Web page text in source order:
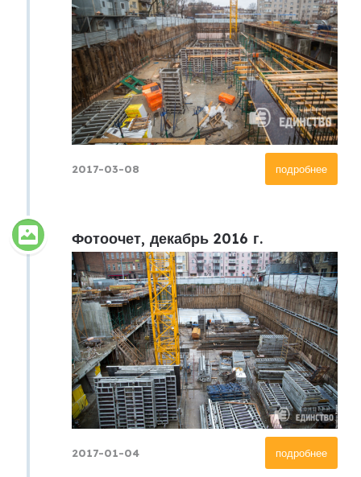
подробнее
2017-03-08
Фотоочет, декабрь 2016 г.
подробнее
2017-01-04